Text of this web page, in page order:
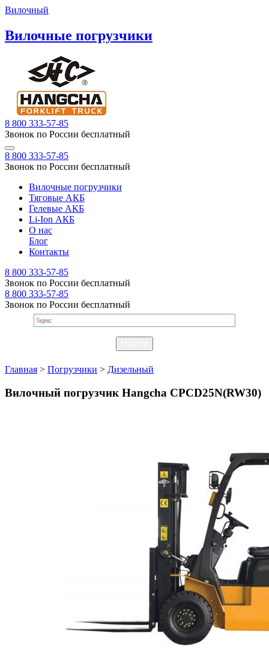
Вилочный
Вилочные погрузчики
8 800 333-57-85
Звонок по России бесплатный
8 800 333-57-85
Звонок по России бесплатный
Вилочные погрузчики
Тяговые АКБ
Гелевые АКБ
Li-Ion АКБ
О нас
Блог
Контакты
8 800 333-57-85
Звонок по России бесплатный
8 800 333-57-85
Звонок по России бесплатный
Главная > Погрузчики > Дизельный
Вилочный погрузчик Hangcha CPCD25N(RW30)